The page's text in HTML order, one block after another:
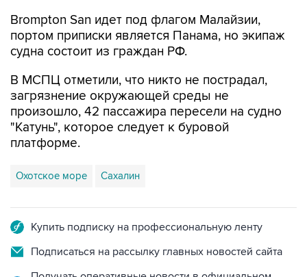
Brompton San идет под флагом Малайзии,
портом приписки является Панама, но экипаж
судна состоит из граждан РФ.
В МСПЦ отметили, что никто не пострадал,
загрязнение окружающей среды не
произошло, 42 пассажира пересели на судно
"Катунь", которое следует к буровой
платформе.
Охотское море Сахалин
Купить подписку на профессиональную ленту
Подписаться на рассылку главных новостей сайта